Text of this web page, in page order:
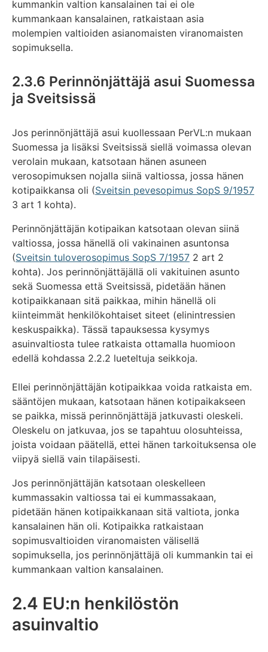
kummankin valtion kansalainen tai ei ole
kummankaan kansalainen, ratkaistaan asia
molempien valtioiden asianomaisten viranomaisten
sopimuksella.
2.3.6 Perinnönjättäjä asui Suomessa
ja Sveitsissä
Jos perinnönjättäjä asui kuollessaan PerVL:n mukaan
Suomessa ja lisäksi Sveitsissä siellä voimassa olevan
verolain mukaan, katsotaan hänen asuneen
verosopimuksen nojalla siinä valtiossa, jossa hänen
kotipaikkansa oli (Sveitsin pevesopimus SopS 9/1957
3 art 1 kohta).
Perinnönjättäjän kotipaikan katsotaan olevan siinä
valtiossa, jossa hänellä oli vakinainen asuntonsa
(Sveitsin tuloverosopimus SopS 7/1957 2 art 2
kohta). Jos perinnönjättäjällä oli vakituinen asunto
sekä Suomessa että Sveitsissä, pidetään hänen
kotipaikkanaan sitä paikkaa, mihin hänellä oli
kiinteimmät henkilökohtaiset siteet (elinintressien
keskuspaikka). Tässä tapauksessa kysymys
asuinvaltiosta tulee ratkaista ottamalla huomioon
edellä kohdassa 2.2.2 lueteltuja seikkoja.
Ellei perinnönjättäjän kotipaikkaa voida ratkaista em.
sääntöjen mukaan, katsotaan hänen kotipaikakseen
se paikka, missä perinnönjättäjä jatkuvasti oleskeli.
Oleskelu on jatkuvaa, jos se tapahtuu olosuhteissa,
joista voidaan päätellä, ettei hänen tarkoituksensa ole
viipyä siellä vain tilapäisesti.
Jos perinnönjättäjän katsotaan oleskelleen
kummassakin valtiossa tai ei kummassakaan,
pidetään hänen kotipaikkanaan sitä valtiota, jonka
kansalainen hän oli. Kotipaikka ratkaistaan
sopimusvaltioiden viranomaisten välisellä
sopimuksella, jos perinnönjättäjä oli kummankin tai ei
kummankaan valtion kansalainen.
2.4 EU:n henkilöstön
asuinvaltio